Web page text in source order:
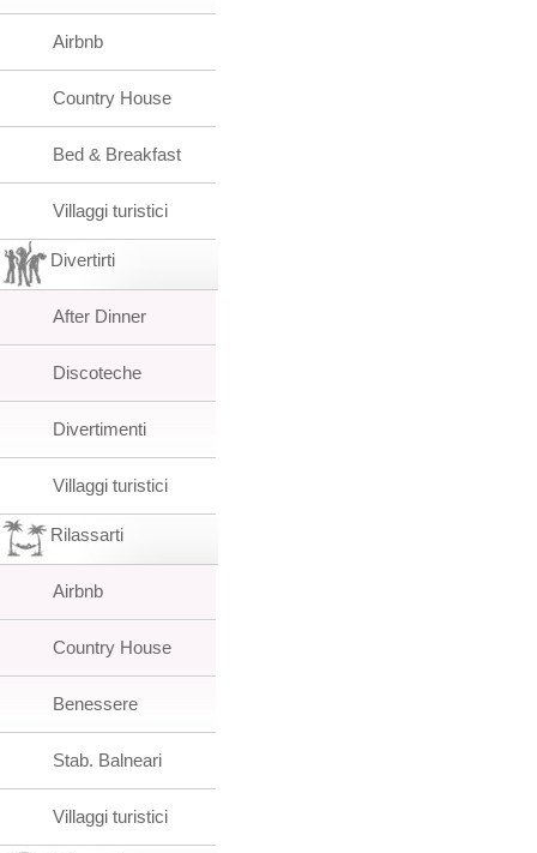
Airbnb
Country House
Bed & Breakfast
Villaggi turistici
Divertirti
After Dinner
Discoteche
Divertimenti
Villaggi turistici
Rilassarti
Airbnb
Country House
Benessere
Stab. Balneari
Villaggi turistici